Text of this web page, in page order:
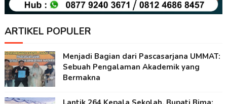
ARTIKEL POPULER
Menjadi Bagian dari Pascasarjana UMMAT:
Sebuah Pengalaman Akademik yang
Bermakna